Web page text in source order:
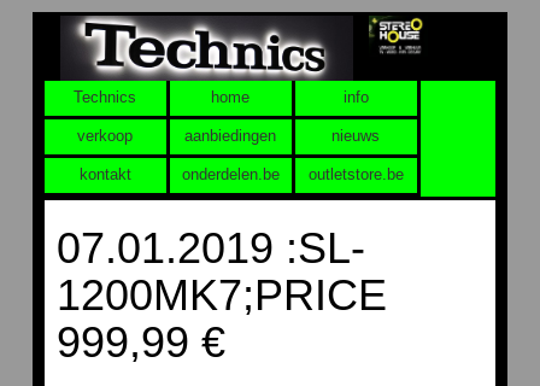
Technics home info
verkoop aanbiedingen nieuws
kontakt onderdelen.be outletstore.be
07.01.2019 :SL-
1200MK7;PRICE
999,99 €